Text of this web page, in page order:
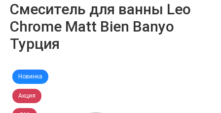
Смеситель для ванны Leo
Chrome Matt Bien Banyo
Турция
Новинка
Акция